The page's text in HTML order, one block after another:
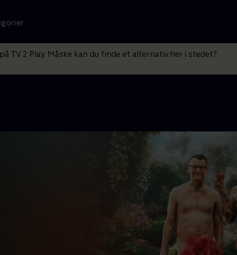
TV 2 Play. Måske kan du finde et alternativ her i stedet?